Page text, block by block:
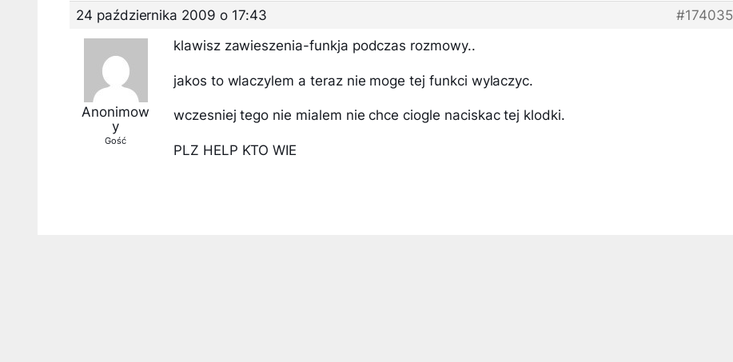
24 października 2009 o 17:43
#174035
Anonimow
y
Gość
klawisz zawieszenia-funkja podczas rozmowy..
jakos to wlaczylem a teraz nie moge tej funkci wylaczyc.
wczesniej tego nie mialem nie chce ciogle naciskac tej klodki.
PLZ HELP KTO WIE